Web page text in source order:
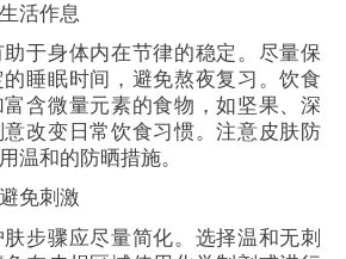
活作息
身体内在节律的稳定。尽量保
睡眠时间，避免熬夜复习。饮食
含微量元素的食物，如坚果、深
改变日常饮食习惯。注意皮肤防
温和的防晒措施。
免刺激
骤应尽量简化。选择温和无刺